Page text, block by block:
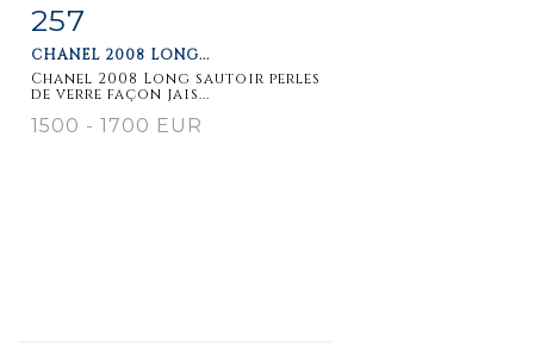
Item detail
257
CHANEL 2008 LONG...
Chanel 2008 Long sautoir perles
de verre façon jais...
1500 - 1700 EUR